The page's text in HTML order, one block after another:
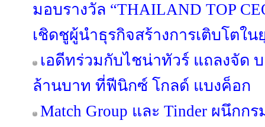
มอบรางวัล “THAILAND TOP
เชิดชูผู้นำธุรกิจสร้างการเติบโตใน
เอดีทร่วมกับไชน่าทัวร์ แถลงจัด
ล้านบาท ที่ฟีนิกซ์ โกลด์ แบงค็อก
Match Group และ Tinder ผนึก